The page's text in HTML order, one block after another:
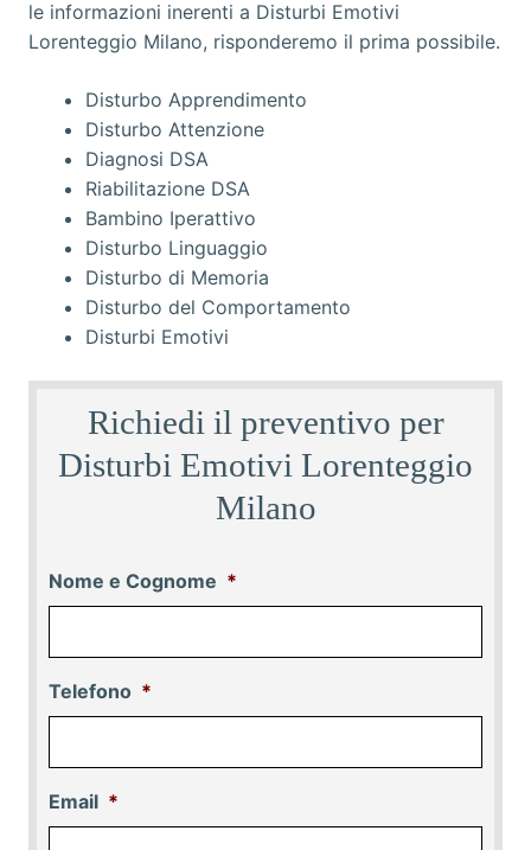
Disturbo Apprendimento
Disturbo Attenzione
Diagnosi DSA
Riabilitazione DSA
Bambino Iperattivo
Disturbo Linguaggio
Disturbo di Memoria
Disturbo del Comportamento
Disturbi Emotivi
Richiedi il preventivo per
Disturbi Emotivi Lorenteggio
Milano
Nome e Cognome *
Telefono *
Email *